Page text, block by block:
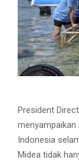
President
Indonesia
Midea tidak